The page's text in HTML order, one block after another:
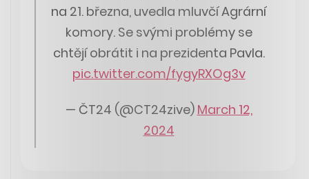
na 21. března, uvedla mluvčí Agrární
komory. Se svými problémy se
chtějí obrátit i na prezidenta Pavla.
pic.twitter.com/fygyRXOg3v
— ČT24 (@CT24zive) March 12,
2024